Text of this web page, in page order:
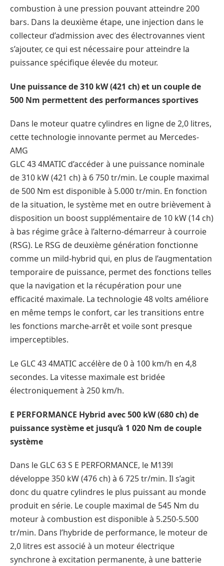
combustion à une pression pouvant atteindre 200
bars. Dans la deuxième étape, une injection dans le
collecteur d’admission avec des électrovannes vient
s’ajouter, ce qui est nécessaire pour atteindre la
puissance spécifique élevée du moteur.
Une puissance de 310 kW (421 ch) et un couple de
500 Nm permettent des performances sportives
Dans le moteur quatre cylindres en ligne de 2,0 litres,
cette technologie innovante permet au Mercedes-
AMG
GLC 43 4MATIC d’accéder à une puissance nominale
de 310 kW (421 ch) à 6 750 tr/min. Le couple maximal
de 500 Nm est disponible à 5.000 tr/min. En fonction
de la situation, le système met en outre brièvement à
disposition un boost supplémentaire de 10 kW (14 ch)
à bas régime grâce à l’alterno-démarreur à courroie
(RSG). Le RSG de deuxième génération fonctionne
comme un mild-hybrid qui, en plus de l’augmentation
temporaire de puissance, permet des fonctions telles
que la navigation et la récupération pour une
efficacité maximale. La technologie 48 volts améliore
en même temps le confort, car les transitions entre
les fonctions marche-arrêt et voile sont presque
imperceptibles.
Le GLC 43 4MATIC accélère de 0 à 100 km/h en 4,8
secondes. La vitesse maximale est bridée
électroniquement à 250 km/h.
E PERFORMANCE Hybrid avec 500 kW (680 ch) de
puissance système et jusqu’à 1 020 Nm de couple
système
Dans le GLC 63 S E PERFORMANCE, le M139l
développe 350 kW (476 ch) à 6 725 tr/min. Il s’agit
donc du quatre cylindres le plus puissant au monde
produit en série. Le couple maximal de 545 Nm du
moteur à combustion est disponible à 5.250-5.500
tr/min. Dans l’hybride de performance, le moteur de
2,0 litres est associé à un moteur électrique
synchrone à excitation permanente, à une batterie